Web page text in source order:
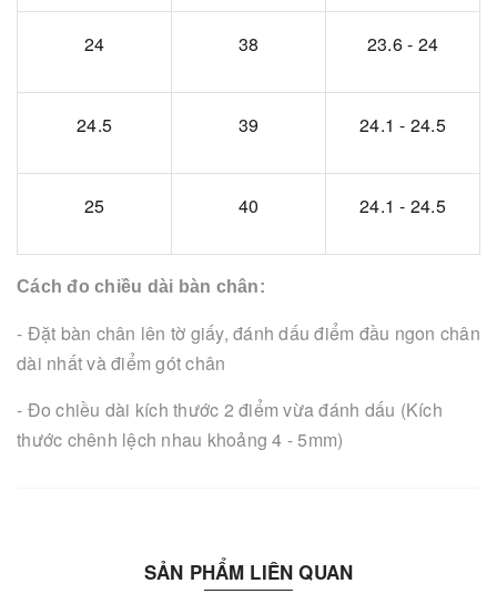
24 38 23.6 - 24
24.5 39 24.1 - 24.5
25 40 24.1 - 24.5
Cách đo chiều dài bàn chân:
- Đặt bàn chân lên tờ giấy, đánh dấu điểm đầu ngon chân
dài nhất và điểm gót chân
- Đo chiều dài kích thước 2 điểm vừa đánh dấu (Kích
thước chênh lệch nhau khoảng 4 - 5mm)
SẢN PHẨM LIÊN QUAN